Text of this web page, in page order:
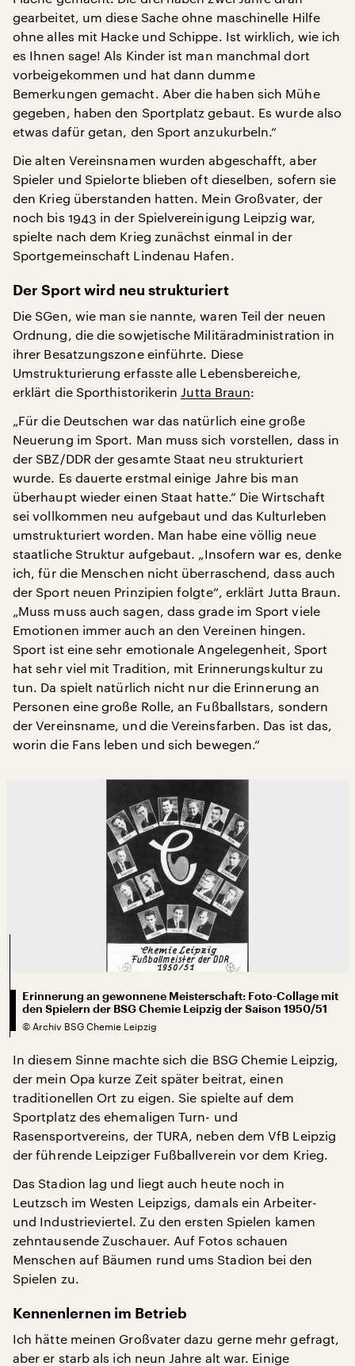
gearbeitet, um diese Sache ohne maschinelle Hilfe
ohne alles mit Hacke und Schippe. Ist wirklich, wie ich
es Ihnen sage! Als Kinder ist man manchmal dort
vorbeigekommen und hat dann dumme
Bemerkungen gemacht. Aber die haben sich Mühe
gegeben, haben den Sportplatz gebaut. Es wurde also
etwas dafür getan, den Sport anzukurbeln.“
Die alten Vereinsnamen wurden abgeschafft, aber
Spieler und Spielorte blieben oft dieselben, sofern sie
den Krieg überstanden hatten. Mein Großvater, der
noch bis 1943 in der Spielvereinigung Leipzig war,
spielte nach dem Krieg zunächst einmal in der
Sportgemeinschaft Lindenau Hafen.
Der Sport wird neu strukturiert
Die SGen, wie man sie nannte, waren Teil der neuen
Ordnung, die die sowjetische Militäradministration in
ihrer Besatzungszone einführte. Diese
Umstrukturierung erfasste alle Lebensbereiche,
erklärt die SporthistorikerinJutta Braun:
„Für die Deutschen war das natürlich eine große
Neuerung im Sport. Man muss sich vorstellen, dass in
der SBZ/DDR der gesamte Staat neu strukturiert
wurde. Es dauerte erstmal einige Jahre bis man
überhaupt wieder einen Staat hatte.“ Die Wirtschaft
sei vollkommen neu aufgebaut und das Kulturleben
umstrukturiert worden. Man habe eine völlig neue
staatliche Struktur aufgebaut. „Insofern war es, denke
ich, für die Menschen nicht überraschend, dass auch
der Sport neuen Prinzipien folgte“, erklärt Jutta Braun.
„Muss muss auch sagen, dass grade im Sport viele
Emotionen immer auch an den Vereinen hingen.
Sport ist eine sehr emotionale Angelegenheit, Sport
hat sehr viel mit Tradition, mit Erinnerungskultur zu
tun. Da spielt natürlich nicht nur die Erinnerung an
Personen eine große Rolle, an Fußballstars, sondern
der Vereinsname, und die Vereinsfarben. Das ist das,
worin die Fans leben und sich bewegen.“
Erinnerung an gewonnene Meisterschaft: Foto-Collage mit
den Spielern der BSG Chemie Leipzig der Saison 1950/51
© Archiv BSG Chemie Leipzig
In diesem Sinne machte sich die BSG Chemie Leipzig,
der mein Opa kurze Zeit später beitrat, einen
traditionellen Ort zu eigen. Sie spielte auf dem
Sportplatz des ehemaligen Turn- und
Rasensportvereins, der TURA, neben dem VfB Leipzig
der führende Leipziger Fußballverein vor dem Krieg.
Das Stadion lag und liegt auch heute noch in
Leutzsch im Westen Leipzigs, damals ein Arbeiter-
und Industrieviertel. Zu den ersten Spielen kamen
zehntausende Zuschauer. Auf Fotos schauen
Menschen auf Bäumen rund ums Stadion bei den
Spielen zu.
Kennenlernen im Betrieb
Ich hätte meinen Großvater dazu gerne mehr gefragt,
aber er starb als ich neun Jahre alt war. Einige